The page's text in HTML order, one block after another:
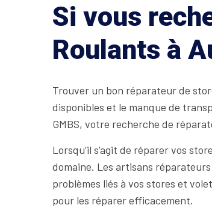
Si vous
Roulants à
Trouver un bon réparateur de
disponibles et le manque de
GMBS, votre recherche de
Lorsqu’il s’agit de réparer vos
domaine. Les artisans
problèmes liés à vos stores et
pour les réparer efficacement.